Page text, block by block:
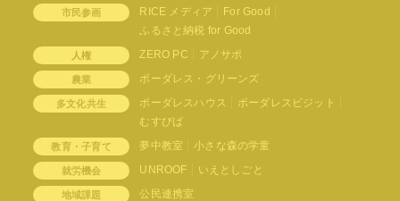
市民参画 RICE メディア
For Good
ふるさと納税 for Good
人権 ZERO PC アノサポ
農業 ボーダレス・グリーンズ
多文化共生 ボーダレスハウス
ボーダレスビジット
むすびば
教育・子育て 夢中教室 小さな森の学童
就労機会 UNROOF いえとしごと
地域課題 公民連携室